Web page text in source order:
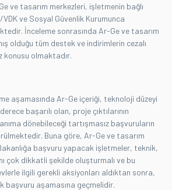
ve tasarım merkezleri, işletmenin bağlı
ve Sosyal Güvenlik Kurumunca
İnceleme sonrasında Ar-Ge ve tasarım
olduğu tüm destek ve indirimlerin cezalı
konusu olmaktadır.
aşamasında Ar-Ge içeriği, teknoloji düzeyi
başarılı olan, proje çıktılarının
dönebileceği tartışmasız başvuruların
Buna göre, Ar-Ge ve tasarım
başvuru yapacak işletmeler, teknik,
çok dikkatli şekilde oluşturmalı ve bu
ilgili gerekli aksiyonları aldıktan sonra,
başvuru aşamasına geçmelidir.